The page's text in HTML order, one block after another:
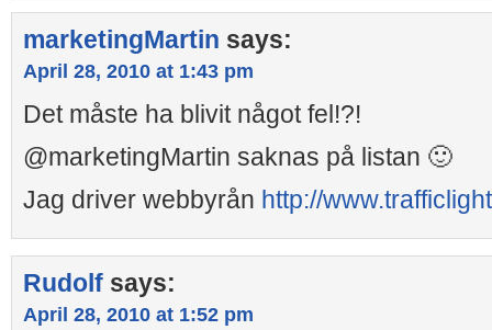
marketingMartin says:
April 28, 2010 at 1:43 pm
Det måste ha blivit något fel!?!
@marketingMartin saknas på listan 🙂
Jag driver webbyrån http://
Rudolf says:
April 28, 2010 at 1:52 pm